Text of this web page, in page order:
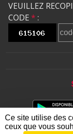
VEUILLEZ
CODE * :
Ce site utilise des
ceux que vous